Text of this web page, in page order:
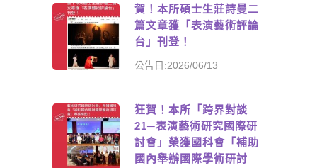
賀！本所碩士生莊詩曼二
篇文章獲「表演藝術評論
台」刊登！
公告日:2026/06/13
狂賀！本所「跨界對談
21─表演藝術研究國際研
討會」榮獲國科會「補助
國內舉辦國際學術研討